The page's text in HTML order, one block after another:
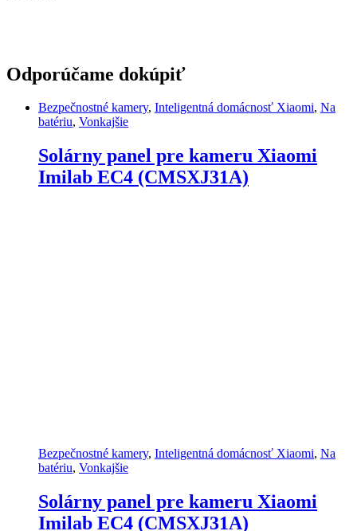
Odporúčame dokúpiť
Bezpečnostné kamery, Inteligentná domácnosť Xiaomi, Na
batériu, Vonkajšie
Solárny panel pre kameru Xiaomi
Imilab EC4 (CMSXJ31A)
Bezpečnostné kamery, Inteligentná domácnosť Xiaomi, Na
batériu, Vonkajšie
Solárny panel pre kameru Xiaomi
Imilab EC4 (CMSXJ31A)